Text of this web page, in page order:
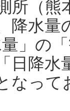
所（熊
降水
量」の
日降
なっ